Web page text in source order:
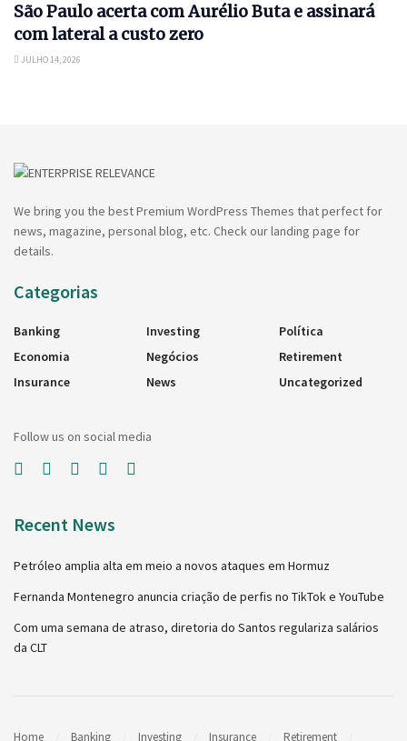
São Paulo acerta com Aurélio Buta e assinará
com lateral a custo zero
JULHO 14, 2026
We bring you the best Premium WordPress Themes that perfect for
news, magazine, personal blog, etc. Check our landing page for
details.
Categorias
Banking
Economia
Insurance
Investing
Negócios
News
Política
Retirement
Uncategorized
Follow us on social media
Recent News
Petróleo amplia alta em meio a novos ataques em Hormuz
Fernanda Montenegro anuncia criação de perfis no TikTok e YouTube
Com uma semana de atraso, diretoria do Santos regulariza salários
da CLT
Home Banking Investing Insurance Retirement